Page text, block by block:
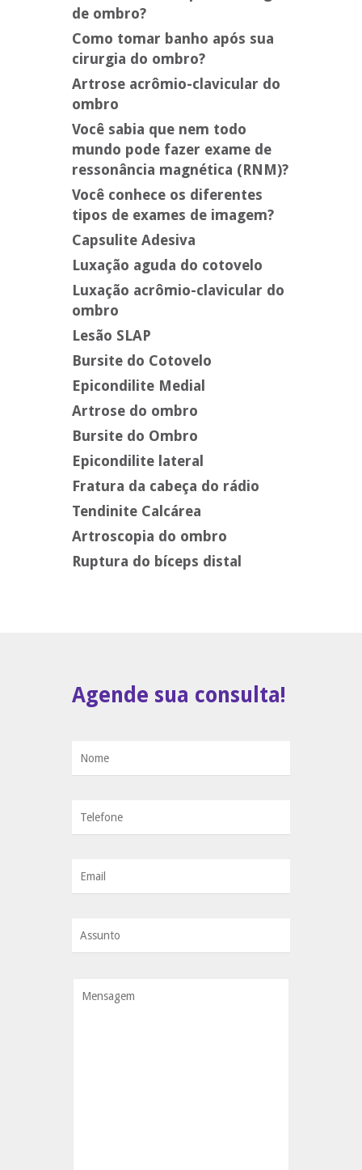
de ombro?
Como tomar banho após sua
cirurgia do ombro?
Artrose acrômio-clavicular do
ombro
Você sabia que nem todo
mundo pode fazer exame de
ressonância magnética (RNM)?
Você conhece os diferentes
tipos de exames de imagem?
Capsulite Adesiva
Luxação aguda do cotovelo
Luxação acrômio-clavicular do
ombro
Lesão SLAP
Bursite do Cotovelo
Epicondilite Medial
Artrose do ombro
Bursite do Ombro
Epicondilite lateral
Fratura da cabeça do rádio
Tendinite Calcárea
Artroscopia do ombro
Ruptura do bíceps distal
Agende sua consulta!